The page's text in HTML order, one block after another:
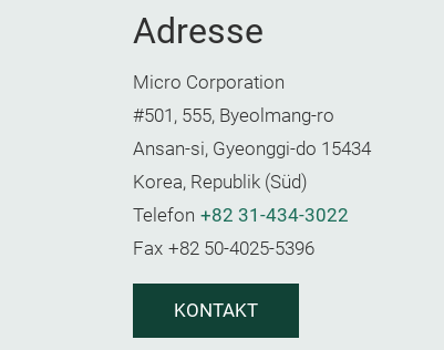
Adresse
Micro Corporation
#501, 555, Byeolmang-ro
Ansan-si, Gyeonggi-do 15434
Korea, Republik (Süd)
Telefon +82 31-434-3022
Fax +82 50-4025-5396
KONTAKT